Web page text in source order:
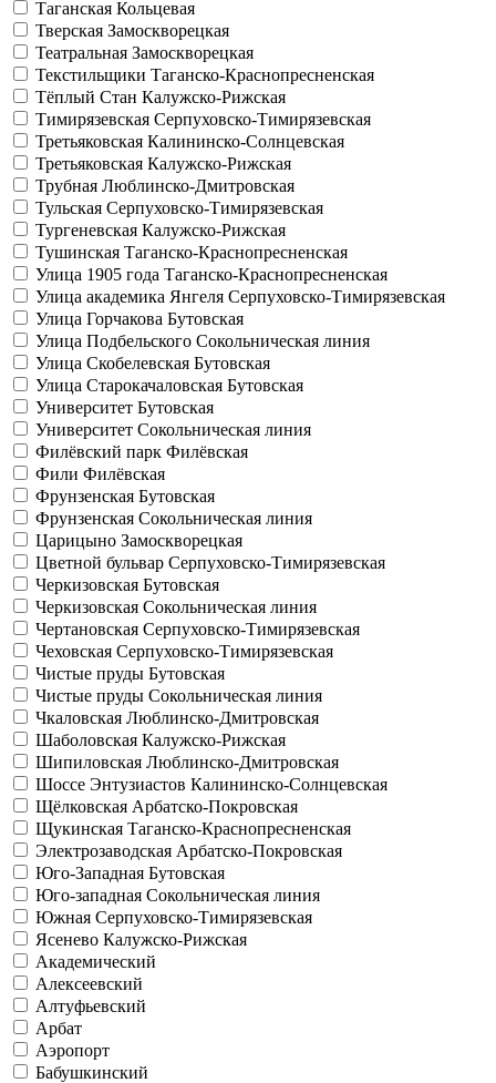
Таганская Кольцевая
Тверская Замоскворецкая
Театральная Замоскворецкая
Текстильщики Таганско-Краснопресненская
Тёплый Стан Калужско-Рижская
Тимирязевская Серпуховско-Тимирязевская
Третьяковская Калининско-Солнцевская
Третьяковская Калужско-Рижская
Трубная Люблинско-Дмитровская
Тульская Серпуховско-Тимирязевская
Тургеневская Калужско-Рижская
Тушинская Таганско-Краснопресненская
Улица 1905 года Таганско-Краснопресненская
Улица академика Янгеля Серпуховско-Тимирязевская
Улица Горчакова Бутовская
Улица Подбельского Сокольническая линия
Улица Скобелевская Бутовская
Улица Старокачаловская Бутовская
Университет Бутовская
Университет Сокольническая линия
Филёвский парк Филёвская
Фили Филёвская
Фрунзенская Бутовская
Фрунзенская Сокольническая линия
Царицыно Замоскворецкая
Цветной бульвар Серпуховско-Тимирязевская
Черкизовская Бутовская
Черкизовская Сокольническая линия
Чертановская Серпуховско-Тимирязевская
Чеховская Серпуховско-Тимирязевская
Чистые пруды Бутовская
Чистые пруды Сокольническая линия
Чкаловская Люблинско-Дмитровская
Шаболовская Калужско-Рижская
Шипиловская Люблинско-Дмитровская
Шоссе Энтузиастов Калининско-Солнцевская
Щёлковская Арбатско-Покровская
Щукинская Таганско-Краснопресненская
Электрозаводская Арбатско-Покровская
Юго-Западная Бутовская
Юго-западная Сокольническая линия
Южная Серпуховско-Тимирязевская
Ясенево Калужско-Рижская
Академический
Алексеевский
Алтуфьевский
Арбат
Аэропорт
Бабушкинский